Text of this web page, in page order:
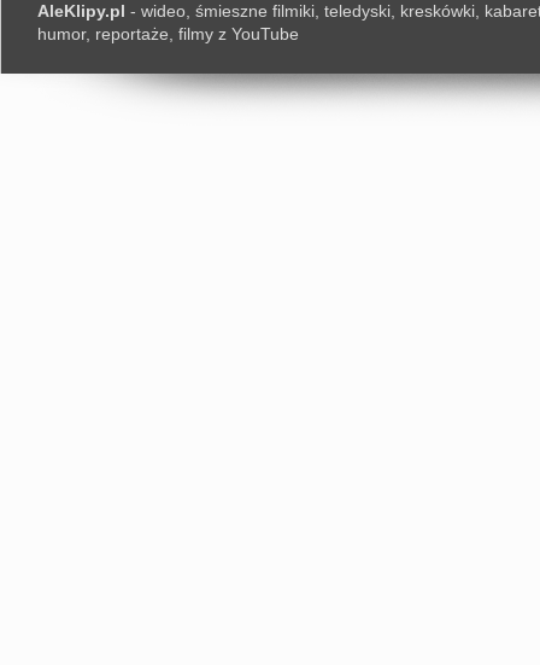
AleKlipy.pl - wideo, śmieszne filmiki, teledyski, kreskówki,
humor, reportaże, filmy z YouTube